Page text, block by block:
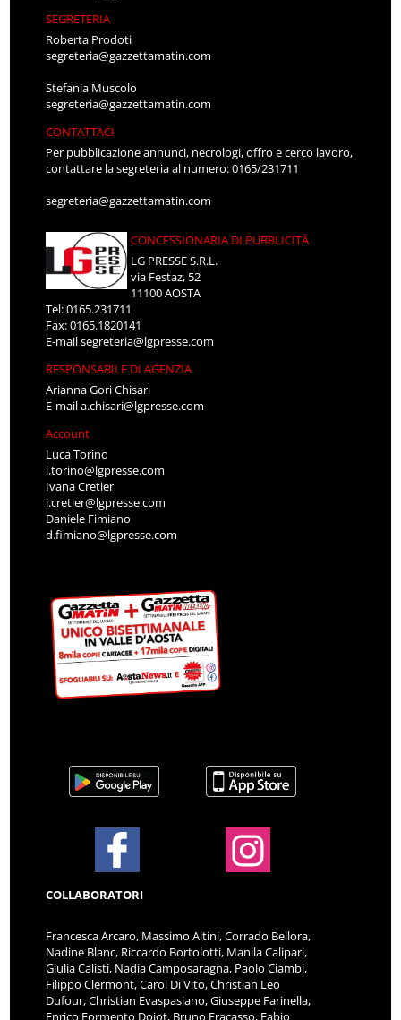
SEGRETERIA
Roberta Prodoti
segreteria@gazzettamatin.com
Stefania Muscolo
segreteria@gazzettamatin.com
CONTATTACI
Per pubblicazione annunci, necrologi, offro e cerco lavoro,
contattare la segreteria al numero: 0165/231711
segreteria@gazzettamatin.com
CONCESSIONARIA DI PUBBLICITÀ
LG PRESSE S.R.L.
via Festaz, 52
11100 AOSTA
Tel: 0165.231711
Fax: 0165.1820141
E-mailsegreteria@lgpresse.com
RESPONSABILE DI AGENZIA
Arianna Gori Chisari
E-maila.chisari@lgpresse.com
Account
Luca Torino
l.torino@lgpresse.com
Ivana Cretier
i.cretier@lgpresse.com
Daniele Fimiano
d.fimiano@lgpresse.com
COLLABORATORI
Francesca Arcaro, Massimo Altini, Corrado Bellora,
Nadine Blanc, Riccardo Bortolotti, Manila Calipari,
Giulia Calisti, Nadia Camposaragna, Paolo Ciambi,
Filippo Clermont, Carol Di Vito, Christian Leo
Dufour, Christian Evaspasiano, Giuseppe Farinella,
Enrico Formento Dojot, Bruno Fracasso, Fabio